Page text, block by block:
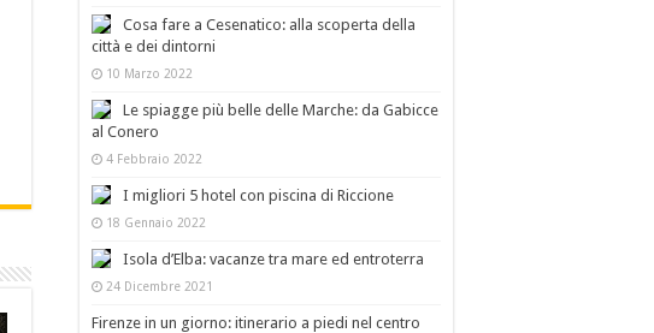
Cosa fare a Cesenatico: alla scoperta della
città e dei dintorni
10 Marzo 2022
Le spiagge più belle delle Marche: da Gabicce
al Conero
4 Febbraio 2022
I migliori 5 hotel con piscina di Riccione
18 Gennaio 2022
Isola d’Elba: vacanze tra mare ed entroterra
24 Dicembre 2021
Firenze in un giorno: itinerario a piedi nel centro